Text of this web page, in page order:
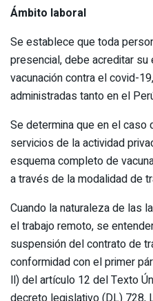
Ámbito laboral
Se establece que toda
presencial, debe acreditar
vacunación contra el covid-
administradas tanto en el
Se determina que en el
servicios de la actividad
esquema completo de
a través de la modalidad de
Cuando la naturaleza de las
el trabajo remoto, se
suspensión del contrato de
conformidad con el primer
ll) del artículo 12 del Texto